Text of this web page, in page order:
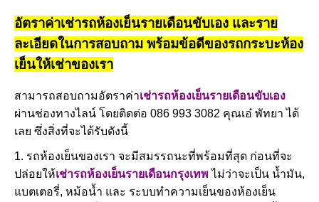
อัตราค่าเช่ารถห้องเย็นรายเดือนขับเอง และราย
ละเอียดในการสอบถาม พร้อมข้อดีของรถกระบะห้อง
เย็นให้เช่าของเรา
สามารถสอบถามอัตราค่าเช่ารถห้องเย็นรายเดือนขับเอง
ผ่านช่องทางไลน์ โดยติดต่อ 086 993 3082 คุณเอ๋ พัทยา ได้
เลย ซึ่งสิ่งที่จะได้รับดังนี้
1. รถห้องเย็นของเรา จะมีสมรรถนะที่พร้อมที่สุด ก่อนที่จะ
ปล่อยให้เช่ารถห้องเย็นรายเดือนกรุงเทพ ไม่ว่าจะเป็น น้ำมัน,
แบตเตอรี่, หม้อน้ำ และ ระบบทำความเย็นของห้องเย็น